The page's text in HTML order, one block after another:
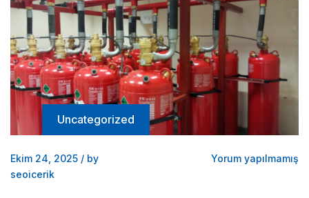
Uncategorized
Ekim 24, 2025 / by
seoicerik
Yorum yapılmamış